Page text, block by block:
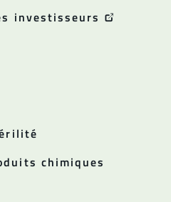
investisseurs
chimiques